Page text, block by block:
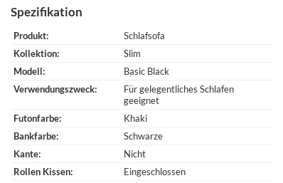
Spezifikation
Produkt
Schlafsofa
Kollektion
Slim
Modell
Basic Black
Verwendungszweck
Für gelegentliches Schlafen
geeignet
Futonfarbe
Khaki
Bankfarbe
Schwarze
Kante
Nicht
Rollen Kissen
Eingeschlossen